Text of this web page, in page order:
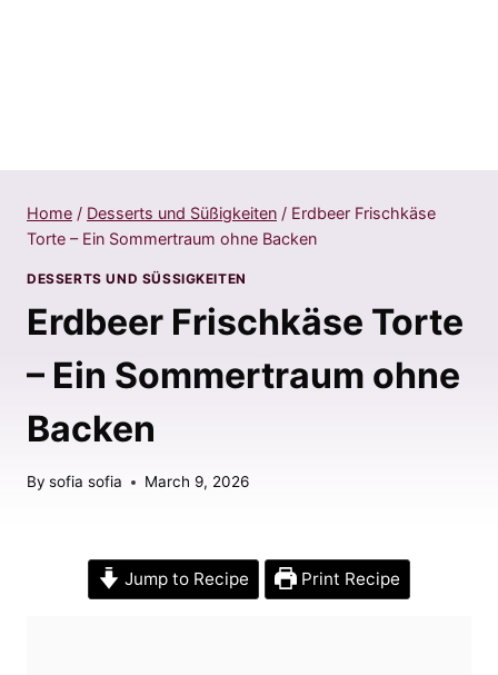
Home / Desserts und Süßigkeiten / Erdbeer Frischkäse
Torte – Ein Sommertraum ohne Backen
DESSERTS UND SÜSSIGKEITEN
Erdbeer Frischkäse Torte
– Ein Sommertraum ohne
Backen
By sofia sofia March 9, 2026
Jump to Recipe Print Recipe